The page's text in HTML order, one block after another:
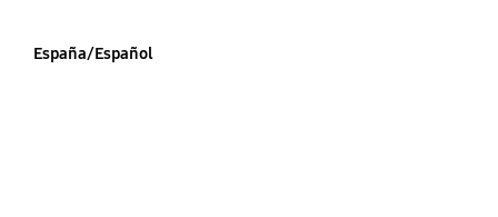
España/Español